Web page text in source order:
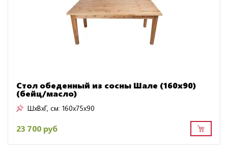
Стол обеденный из сосны Шале (160х90)
(бейц/масло)
ШxВxГ, см: 160x75x90
23 700 руб